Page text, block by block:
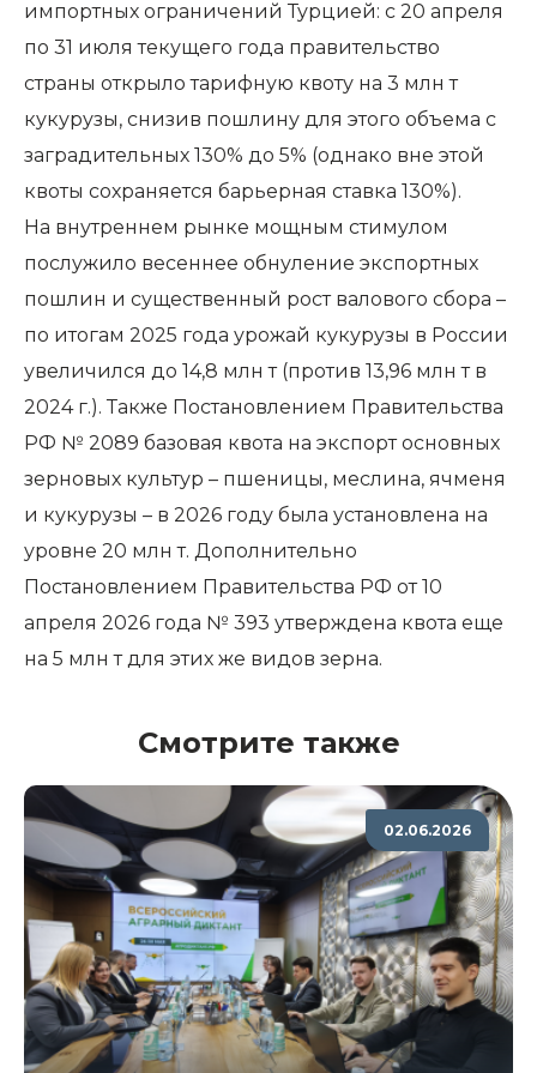
импортных ограничений Турцией: с 20 апреля
по 31 июля текущего года правительство
страны открыло тарифную квоту на 3 млн т
кукурузы, снизив пошлину для этого объема с
заградительных 130% до 5% (однако вне этой
квоты сохраняется барьерная ставка 130%).
На внутреннем рынке мощным стимулом
послужило весеннее обнуление экспортных
пошлин и существенный рост валового сбора –
по итогам 2025 года урожай кукурузы в России
увеличился до 14,8 млн т (против 13,96 млн т в
2024 г.). Также Постановлением Правительства
РФ № 2089 базовая квота на экспорт основных
зерновых культур – пшеницы, меслина, ячменя
и кукурузы – в 2026 году была установлена на
уровне 20 млн т. Дополнительно
Постановлением Правительства РФ от 10
апреля 2026 года № 393 утверждена квота еще
на 5 млн т для этих же видов зерна.
Смотрите также
02.06.2026